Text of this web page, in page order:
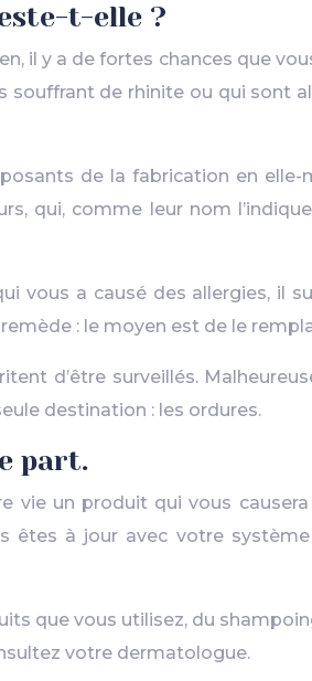
t-elle ?
il y a de fortes chances que
souffrant de rhinite ou qui sont
de la fabrication en
qui, comme leur nom
vous a causé des allergies, il
: le moyen est de le
d’être surveillés.
destination : les ordures.
part.
vie un produit qui vous
êtes à jour avec votre
que vous utilisez, du
votre dermatologue.